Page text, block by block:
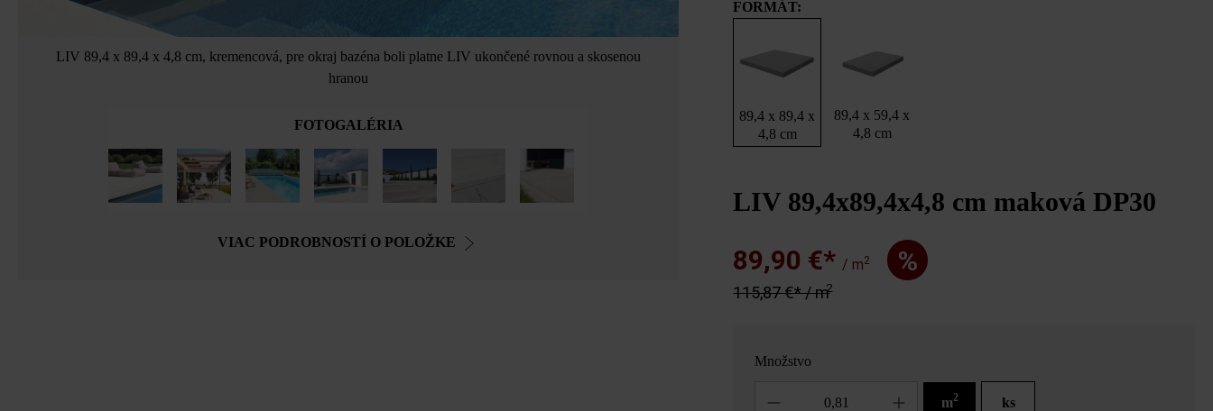
LIV 89,4 x 89,4 x 4,8 cm, kremencová, pre okraj bazéna boli platne LIV ukončené rovnou a skosenou
hranou
FOTOGALÉRIA
VIAC PODROBNOSTÍ O POLOŽKE
FORMÁT:
89,4 x 89,4 x
4,8 cm
89,4 x 59,4 x
4,8 cm
LIV 89,4x89,4x4,8 cm maková DP30
89,90 €* / m2 %
115,87 €* / m2
Množstvo
m2 ks